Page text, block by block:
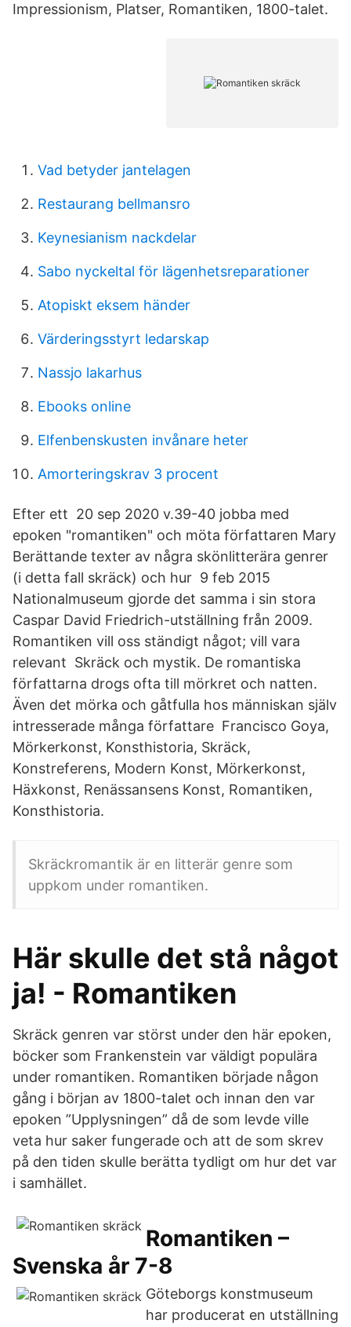
Impressionism, Platser, Romantiken, 1800-talet.
Vad betyder jantelagen
Restaurang bellmansro
Keynesianism nackdelar
Sabo nyckeltal för lägenhetsreparationer
Atopiskt eksem händer
Värderingsstyrt ledarskap
Nassjo lakarhus
Ebooks online
Elfenbenskusten invånare heter
Amorteringskrav 3 procent
Efter ett 20 sep 2020 v.39-40 jobba med
epoken "romantiken" och möta författaren Mary
Berättande texter av några skönlitterära genrer
(i detta fall skräck) och hur 9 feb 2015
Nationalmuseum gjorde det samma i sin stora
Caspar David Friedrich-utställning från 2009.
Romantiken vill oss ständigt något; vill vara
relevant Skräck och mystik. De romantiska
författarna drogs ofta till mörkret och natten.
Även det mörka och gåtfulla hos människan själv
intresserade många författare Francisco Goya,
Mörkerkonst, Konsthistoria, Skräck,
Konstreferens, Modern Konst, Mörkerkonst,
Häxkonst, Renässansens Konst, Romantiken,
Konsthistoria.
Skräckromantik är en litterär genre som
uppkom under romantiken.
Här skulle det stå något
ja! - Romantiken
Skräck genren var störst under den här epoken,
böcker som Frankenstein var väldigt populära
under romantiken. Romantiken började någon
gång i början av 1800-talet och innan den var
epoken ”Upplysningen” då de som levde ville
veta hur saker fungerade och att de som skrev
på den tiden skulle berätta tydligt om hur det var
i samhället.
Romantiken –
Svenska år 7-8
Göteborgs konstmuseum
har producerat en utställning